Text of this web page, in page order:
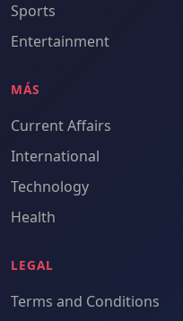
Sports
Entertainment
MÁS
Current Affairs
International
Technology
Health
LEGAL
Terms and Conditions